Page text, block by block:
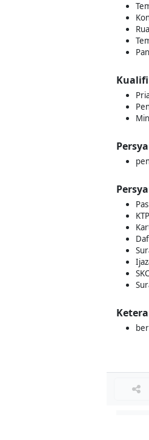
KTP